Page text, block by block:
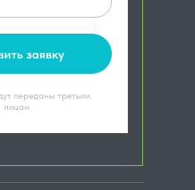
переданы третьим
лицам
заявку